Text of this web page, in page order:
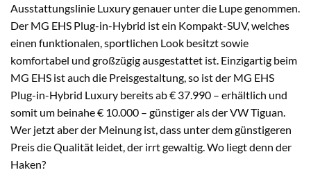
Ausstattungslinie Luxury genauer unter die Lupe genommen.
Der MG EHS Plug-in-Hybrid ist ein Kompakt-SUV, welches
einen funktionalen, sportlichen Look besitzt sowie
komfortabel und großzügig ausgestattet ist. Einzigartig beim
MG EHS ist auch die Preisgestaltung, so ist der MG EHS
Plug-in-Hybrid Luxury bereits ab € 37.990 – erhältlich und
somit um beinahe € 10.000 – günstiger als der VW Tiguan.
Wer jetzt aber der Meinung ist, dass unter dem günstigeren
Preis die Qualität leidet, der irrt gewaltig. Wo liegt denn der
Haken?